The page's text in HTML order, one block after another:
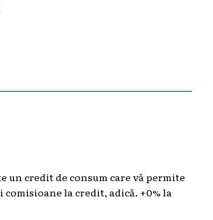
un credit de consum care vă permite
la credit, adică. +0% la